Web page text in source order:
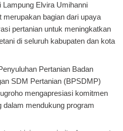
Elvira Umihanni
bagian dari upaya
pertanian untuk meningkatkan
di seluruh kabupaten dan kota
Pertanian Badan
SDM Pertanian (BPSDMP)
mengapresiasi komitmen
dalam mendukung program